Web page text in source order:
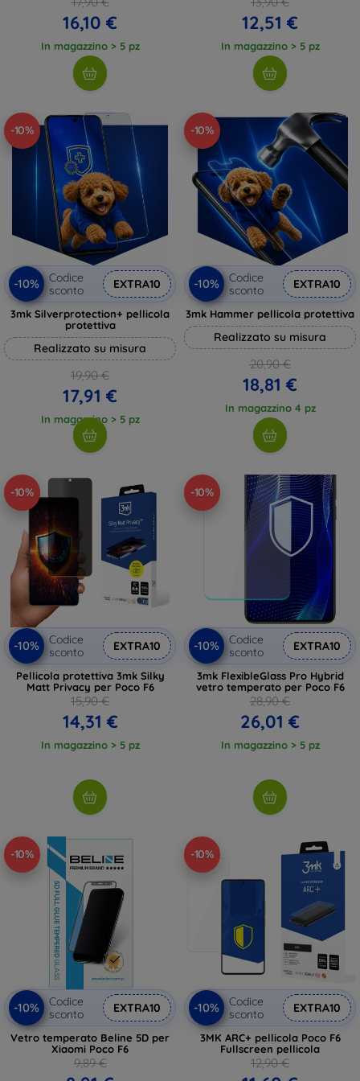
16,10 €
In magazzino > 5 pz
12,51 €
In magazzino > 5 pz
-10%
-10%
Codice
sconto
EXTRA10
3mk Silverprotection+ pellicola
protettiva
Realizzato su misura
19,90 €
17,91 €
In magazzino > 5 pz
-10%
-10%
Codice
sconto
EXTRA10
3mk Hammer pellicola protettiva
Realizzato su misura
20,90 €
18,81 €
In magazzino 4 pz
-10%
-10%
Codice
sconto
EXTRA10
Pellicola protettiva 3mk Silky
Matt Privacy per Poco F6
15,90 €
14,31 €
In magazzino > 5 pz
-10%
-10%
Codice
sconto
EXTRA10
3mk FlexibleGlass Pro Hybrid
vetro temperato per Poco F6
28,90 €
26,01 €
In magazzino > 5 pz
-10%
-10%
Codice
sconto
EXTRA10
Vetro temperato Beline 5D per
Xiaomi Poco F6
9,89 €
-10%
-10%
Codice
sconto
EXTRA10
3MK ARC+ pellicola Poco F6
Fullscreen pellicola
12,90 €